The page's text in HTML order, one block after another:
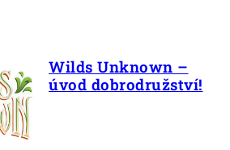
Wilds Unknown –
úvod dobrodružství!